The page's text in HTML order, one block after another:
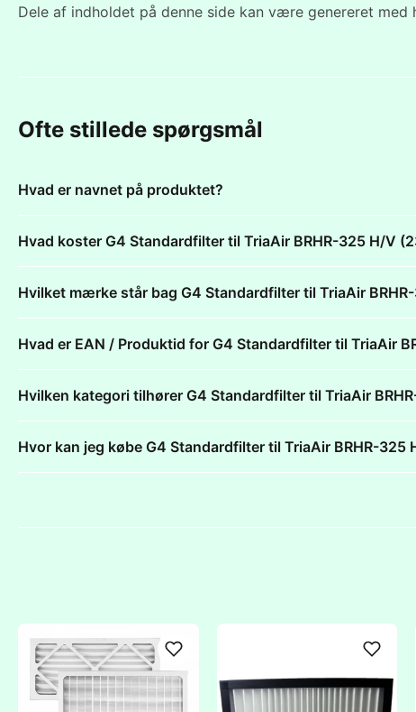
Dele af indholdet på denne side kan være genereret med
Ofte stillede spørgsmål
Hvad er navnet på produktet?
Hvad koster G4 Standardfilter til TriaAir BRHR-325 H/V
Hvilket mærke står bag G4 Standardfilter til TriaAir
Hvad er EAN / Produktid for G4 Standardfilter til TriaAir
Hvilken kategori tilhører G4 Standardfilter til TriaAir
Hvor kan jeg købe G4 Standardfilter til TriaAir BRHR-